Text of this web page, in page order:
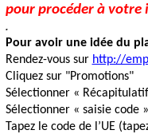
pour procéder à votre
.
Pour avoir une idée du
Rendez-vous sur http://
Cliquez sur "Promotions"
Sélectionner «
Sélectionner « saisie code
Tapez le code de l’UE